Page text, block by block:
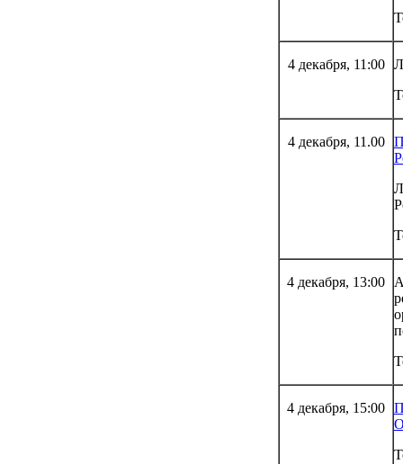
4 декабря, 11:00
4 декабря, 11.00
4 декабря, 13:00
4 декабря, 15:00